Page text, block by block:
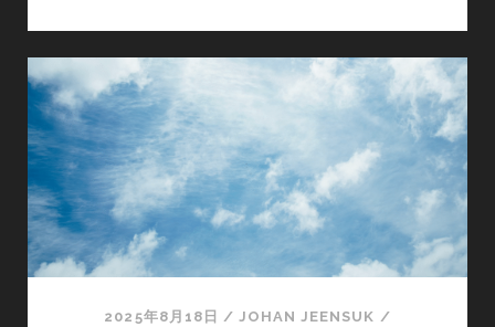
자
2025年8月18日 / JOHAN JEENSUK /